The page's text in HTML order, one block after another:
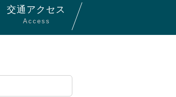
交通 アクセス
Access